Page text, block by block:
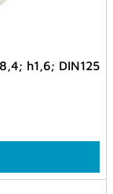
h1,6; DIN125